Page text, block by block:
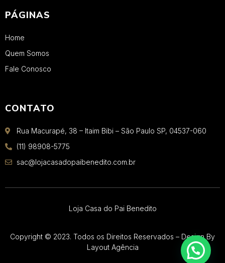
PÁGINAS
Home
Quem Somos
Fale Conosco
CONTATO
Rua Macurapé, 38 – Itaim Bibi – São Paulo SP, 04537-060
(11) 98908-5775
sac@lojacasadopaibenedito.com.br
Loja Casa do Pai Benedito
Copyright © 2023. Todos os Direitos Reservados – Design By
Layout Agência